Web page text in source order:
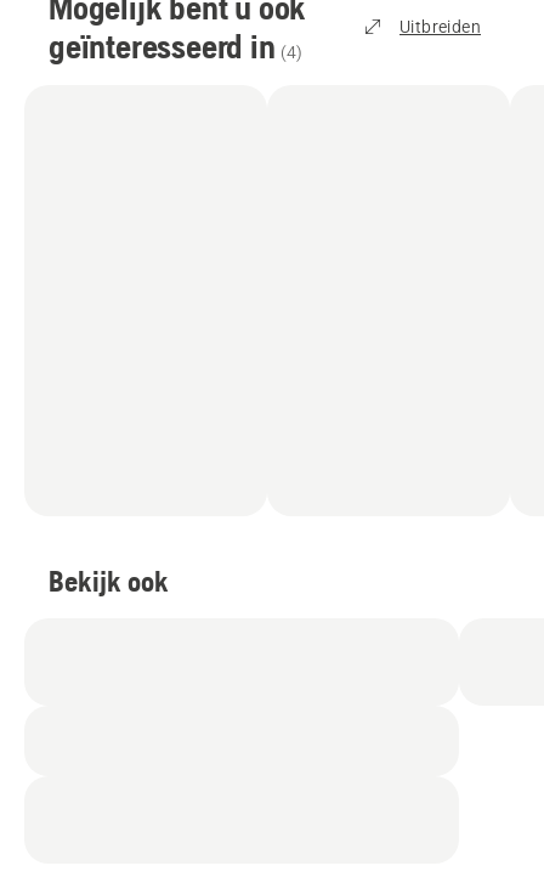
geïnteresseerd in (4)
Uitbreiden
Bekijk ook